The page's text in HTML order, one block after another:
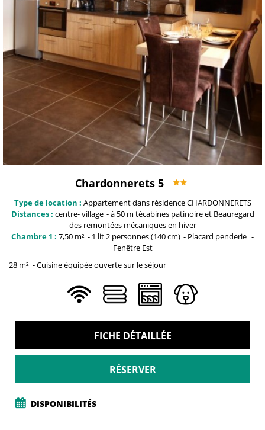
Chardonnerets 5
Type de location : Appartement dans résidenceCHARDONNERETS
Distances : centre-village
à 50 m técabines patinoire et Beauregard
des remontées mécaniques en hiver
Chambre 1 : 7,50 m² 1 lit 2 personnes (140 cm)
Placard penderie
Fenêtre Est
28 m² Cuisine équipée ouverte sur le séjour
FICHE DÉTAILLÉE
RÉSERVER
DISPONIBILITÉS